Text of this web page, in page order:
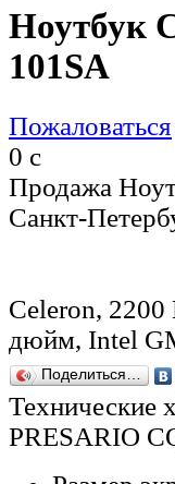
Ноутбук
101SA
Пожаловаться
0 c
Продажа
Санкт-
Celeron,
дюйм, Intel
Поделиться…
Технические
PRESARIO